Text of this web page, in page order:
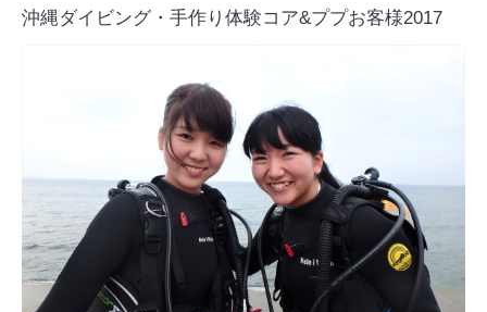
沖縄ダイビング・手作り体験コア&ププお客様2017